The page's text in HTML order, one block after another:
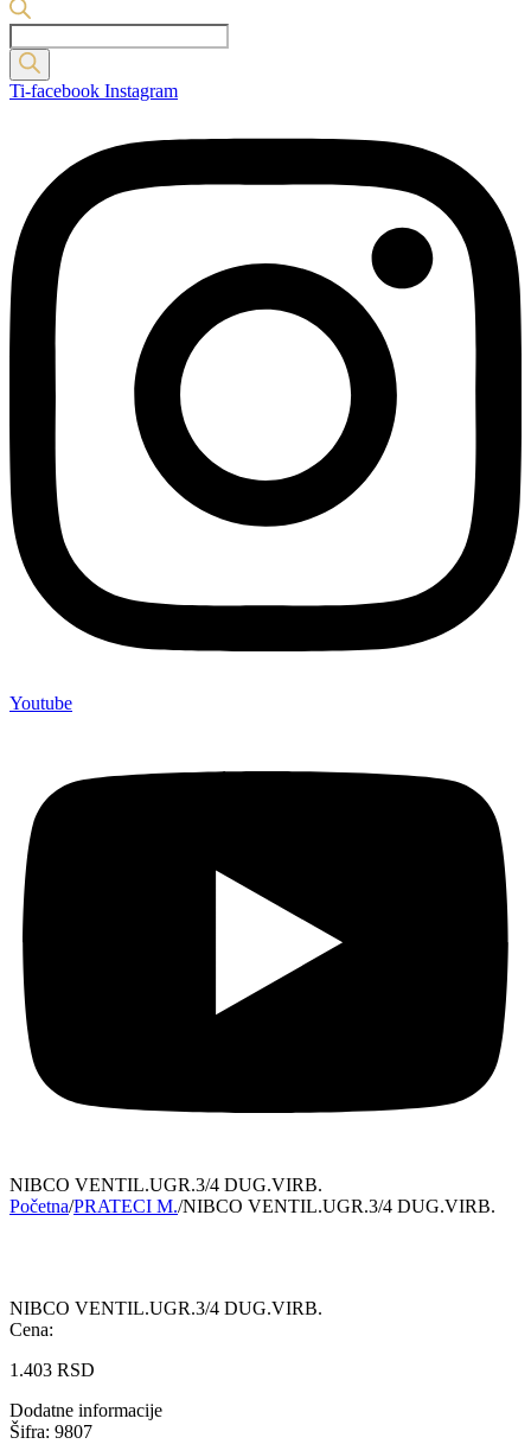
Products
search
Ti-facebook Instagram
Youtube
NIBCO VENTIL.UGR.3/4 DUG.VIRB.
Početna/PRATECI M./NIBCO VENTIL.UGR.3/4 DUG.VIRB.
NIBCO VENTIL.UGR.3/4 DUG.VIRB.
Cena:
1.403 RSD
Dodatne informacije
Šifra: 9807